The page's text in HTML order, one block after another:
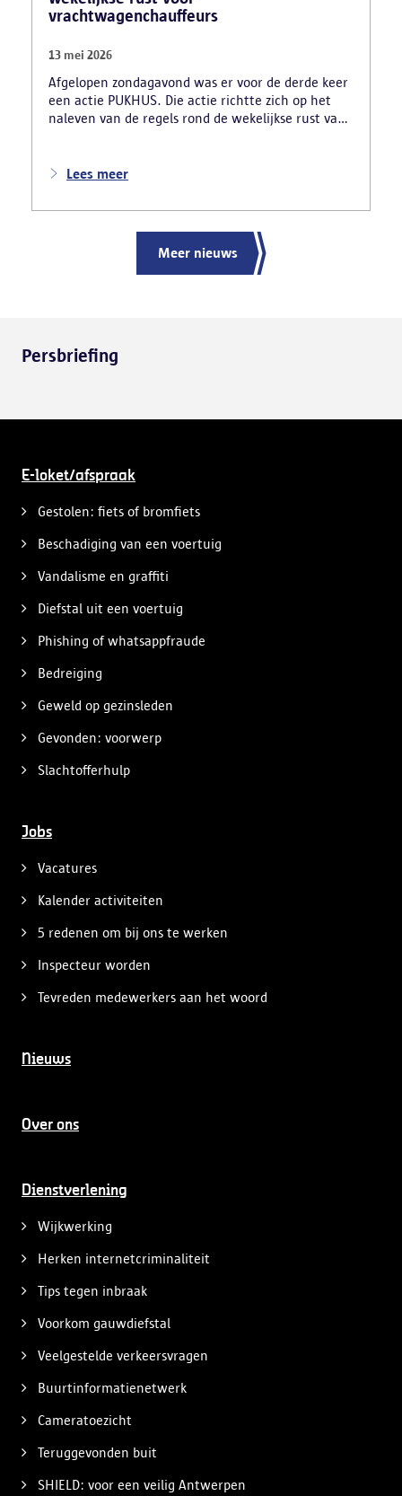
vrachtwagenchauffeurs
13 mei 2026
Afgelopen zondagavond was er voor de derde keer
een actie PUKHUS. Die actie richtte zich op het
naleven van de regels rond de wekelijkse rust van
controlediensten stelden onder meer vast dat 24
vrachtwagen namen. In totaal inde de politie voor
arbeidsinspectie startte ook drie onderzoeken naar
mogelijke sociale dumping.
Lees meer
Meer nieuws
Persbriefing
E-loket/afspraak
Gestolen: fiets of bromfiets
Beschadiging van een voertuig
Vandalisme en graffiti
Diefstal uit een voertuig
Phishing of whatsappfraude
Bedreiging
Geweld op gezinsleden
Gevonden: voorwerp
Slachtofferhulp
Jobs
Vacatures
Kalender activiteiten
5 redenen om bij ons te werken
Inspecteur worden
Tevreden medewerkers aan het woord
Nieuws
Over ons
Dienstverlening
Wijkwerking
Herken internetcriminaliteit
Tips tegen inbraak
Voorkom gauwdiefstal
Veelgestelde verkeersvragen
Buurtinformatienetwerk
Cameratoezicht
Teruggevonden buit
SHIELD: voor een veilig Antwerpen